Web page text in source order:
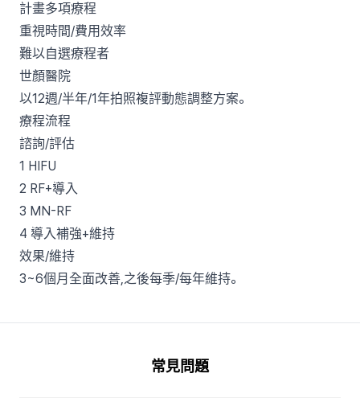
計畫多項療程
重視時間/費用效率
難以自選療程者
世顏醫院
以12週/半年/1年拍照複評動態調整方案。
療程流程
諮詢/評估
1 HIFU
2 RF+導入
3 MN-RF
4 導入補強+維持
效果/維持
3~6個月全面改善,之後每季/每年維持。
常見問題